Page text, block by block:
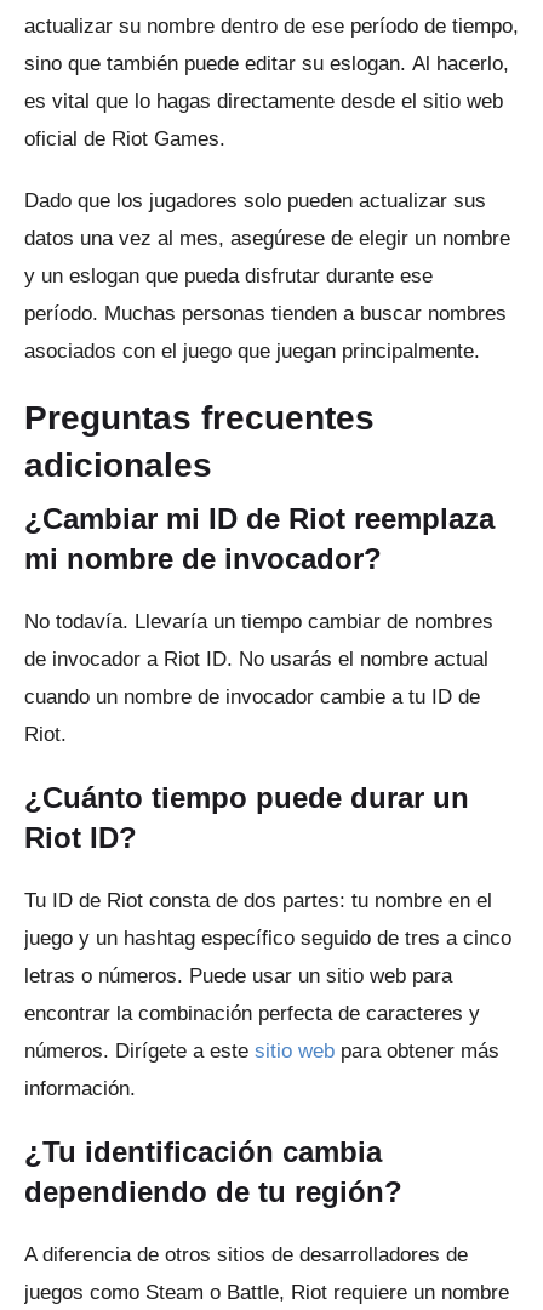
actualizar su nombre dentro de ese período de tiempo,
sino que también puede editar su eslogan. Al hacerlo,
es vital que lo hagas directamente desde el sitio web
oficial de Riot Games.
Dado que los jugadores solo pueden actualizar sus
datos una vez al mes, asegúrese de elegir un nombre
y un eslogan que pueda disfrutar durante ese
período. Muchas personas tienden a buscar nombres
asociados con el juego que juegan principalmente.
Preguntas frecuentes
adicionales
¿Cambiar mi ID de Riot reemplaza
mi nombre de invocador?
No todavía. Llevaría un tiempo cambiar de nombres
de invocador a Riot ID. No usarás el nombre actual
cuando un nombre de invocador cambie a tu ID de
Riot.
¿Cuánto tiempo puede durar un
Riot ID?
Tu ID de Riot consta de dos partes: tu nombre en el
juego y un hashtag específico seguido de tres a cinco
letras o números. Puede usar un sitio web para
encontrar la combinación perfecta de caracteres y
números. Dirígete a este sitio web para obtener más
información.
¿Tu identificación cambia
dependiendo de tu región?
A diferencia de otros sitios de desarrolladores de
juegos como Steam o Battle, Riot requiere un nombre